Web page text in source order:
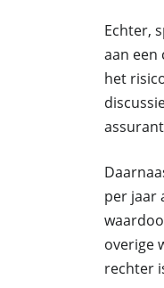
Echter,
aan een
het
per jaar
overige
rechter